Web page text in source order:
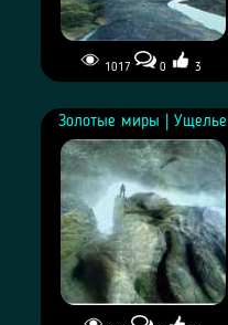
1017 0 3
Андромеды
Золотые миры | Ущелье